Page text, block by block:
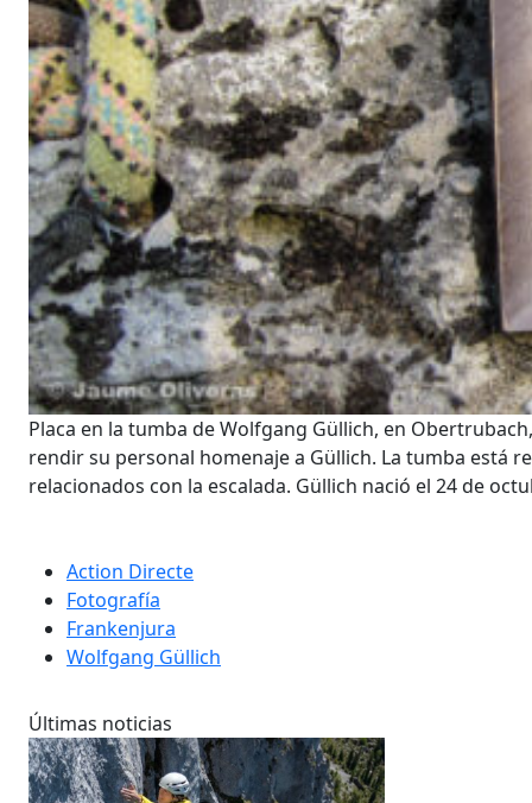
Placa en la tumba de Wolfgang Güllich, en
rendir su personal homenaje a Güllich. La tumba está
relacionados con la escalada. Güllich nació el 24 de
Action Directe
Fotografía
Frankenjura
Wolfgang Güllich
Últimas noticias